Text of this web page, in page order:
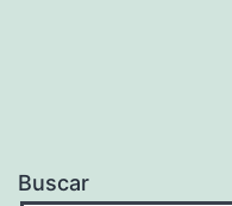
Buscar